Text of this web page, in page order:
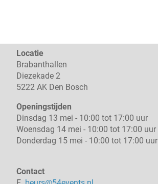
Locatie
Brabanthallen
Diezekade 2
5222 AK Den Bosch
Openingstijden
Dinsdag 13 mei - 10:00 tot 17:00 uur
Woensdag 14 mei - 10:00 tot 17:00 uur
Donderdag 15 mei - 10:00 tot 17:00 uur
Contact